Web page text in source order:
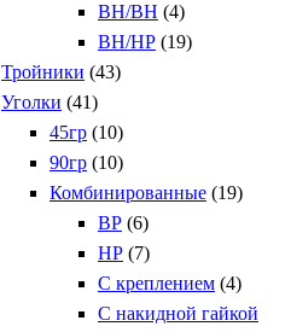
ВН/ВН (4)
ВН/НР (19)
Тройники (43)
Уголки (41)
45гр (10)
90гр (10)
Комбинированные (19)
ВР (6)
НР (7)
С креплением (4)
С накидной гайкой